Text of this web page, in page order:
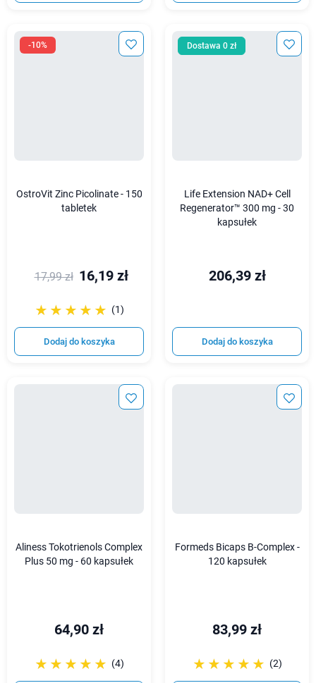
-10%
OstroVit Zinc Picolinate - 150
tabletek
17,99 zł 16,19 zł
☆☆☆☆☆
★★★★★ (1)
Dodaj do koszyka
Dostawa 0 zł
Life Extension NAD+ Cell
Regenerator™ 300 mg - 30
kapsułek
206,39 zł
Dodaj do koszyka
Aliness Tokotrienols Complex
Plus 50 mg - 60 kapsułek
64,90 zł
☆☆☆☆☆
★★★★★ (4)
Formeds Bicaps B-Complex -
120 kapsułek
83,99 zł
☆☆☆☆☆
★★★★★ (2)